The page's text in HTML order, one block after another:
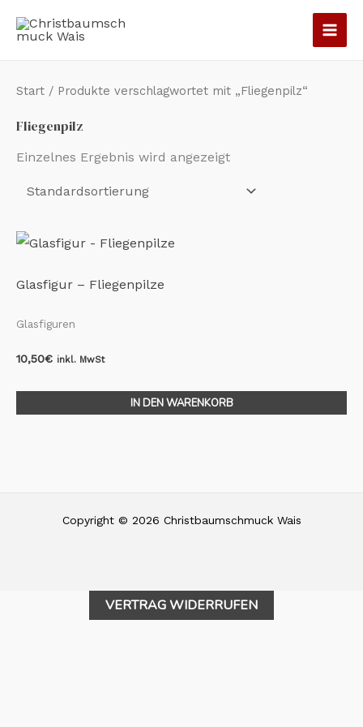
Inhalt
Start / Produkte verschlagwortet mit „Fliegenpilz“
Fliegenpilz
Einzelnes Ergebnis wird angezeigt
Glasfigur – Fliegenpilze
Glasfiguren
10,50€ inkl. MwSt
IN DEN WARENKORB
Copyright © 2026 Christbaumschmuck Wais
VERTRAG WIDERRUFEN